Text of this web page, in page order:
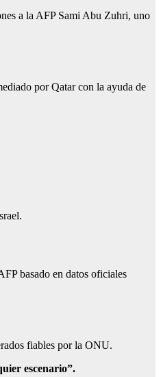
a la AFP Sami Abu Zuhri, uno
por Qatar con la ayuda de
basado en datos oficiales
fiables por la ONU.
escenario”.